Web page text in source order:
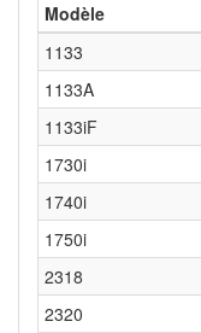
Modèle
1133
1133A
1133iF
1730i
1740i
1750i
2318
2320